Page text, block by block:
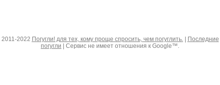
2011-2022 Погугли! для тех, кому проще спросить, чем погуглить.|
Последние
погугли | Сервис не имеет отношения к Google™.